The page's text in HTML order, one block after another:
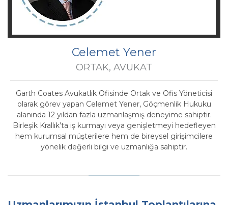
Celemet Yener
ORTAK, AVUKAT
Garth Coates Avukatlık Ofisinde Ortak ve Ofis Yöneticisi
olarak görev yapan Celemet Yener, Göçmenlik Hukuku
alanında 12 yıldan fazla uzmanlaşmış deneyime sahiptir.
Birleşik Krallık’ta iş kurmayı veya genişletmeyi hedefleyen
hem kurumsal müşterilere hem de bireysel girişimcilere
yönelik değerli bilgi ve uzmanlığa sahiptir.